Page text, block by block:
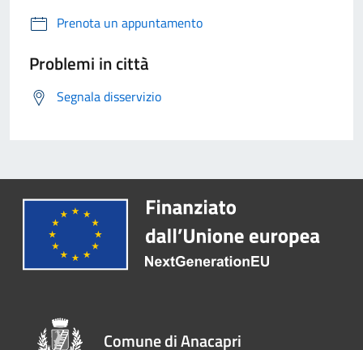
Prenota un appuntamento
Problemi in città
Segnala disservizio
Comune di Anacapri